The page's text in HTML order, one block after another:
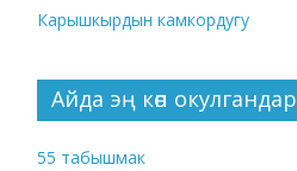
Карышкырдын камкордугу
Айда эң көп окулгандар
55 табышмак